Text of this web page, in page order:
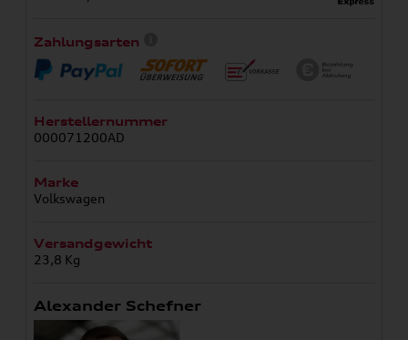
Zahlungsarten
Herstellernummer
000071200AD
Marke
Volkswagen
Versandgewicht
23,8 Kg
Alexander Schefner